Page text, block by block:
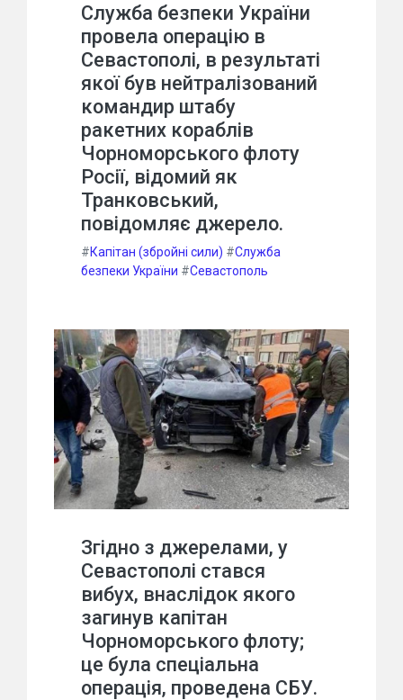
Служба безпеки України
провела операцію в
Севастополі, в результаті
якої був нейтралізований
командир штабу
ракетних кораблів
Чорноморського флоту
Росії, відомий як
Транковський,
повідомляє джерело.
#Капітан (збройні сили) #Служба
безпеки України #Севастополь
Згідно з джерелами, у
Севастополі стався
вибух, внаслідок якого
загинув капітан
Чорноморського флоту;
це була спеціальна
операція, проведена СБУ.